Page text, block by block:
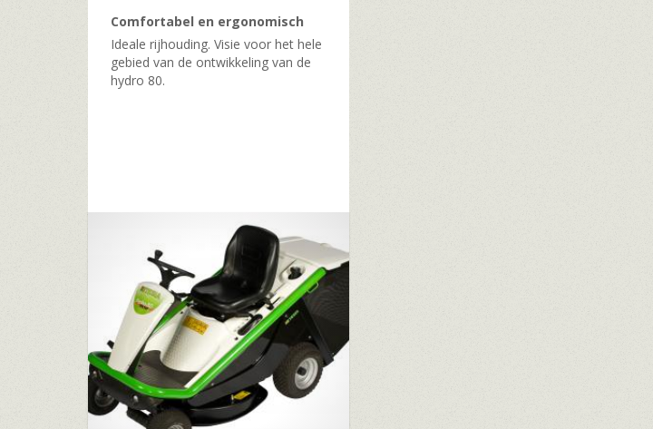
Comfortabel en ergonomisch
Ideale rijhouding. Visie voor het hele
gebied van de ontwikkeling van de
hydro 80.